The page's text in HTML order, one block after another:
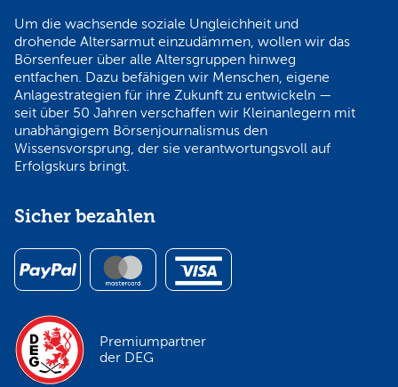
Um die wachsende soziale Ungleichheit und
drohende Altersarmut einzudämmen, wollen wir das
Börsenfeuer über alle Altersgruppen hinweg
entfachen. Dazu befähigen wir Menschen, eigene
Anlagestrategien für ihre Zukunft zu entwickeln —
seit über 50 Jahren verschaffen wir Kleinanlegern mit
unabhängigem Börsenjournalismus den
Wissensvorsprung, der sie verantwortungsvoll auf
Erfolgskurs bringt.
Sicher bezahlen
Premiumpartner
der DEG